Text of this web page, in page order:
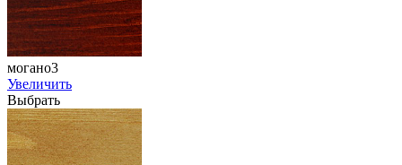
могано3
Увеличить
Выбрать